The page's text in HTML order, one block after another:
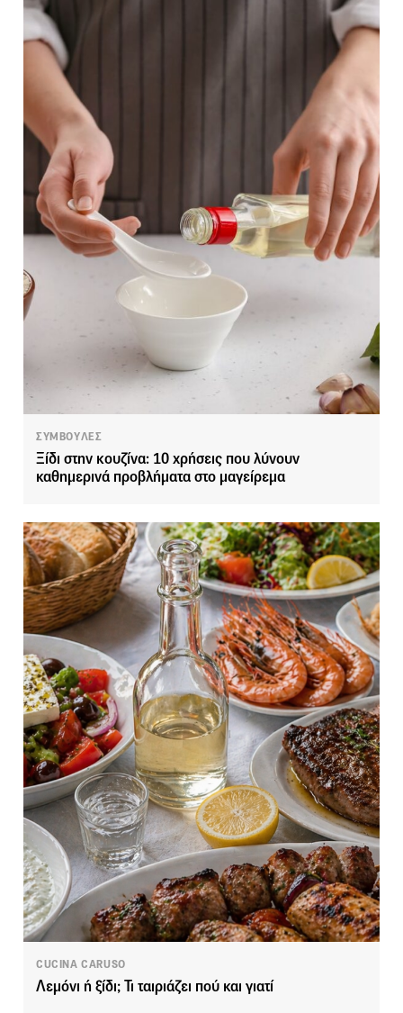
ΣΥΜΒΟΥΛΕΣ
Ξίδι στην κουζίνα: 10 χρήσεις που λύνουν
καθημερινά προβλήματα στο μαγείρεμα
CUCINA CARUSO
Λεμόνι ή ξίδι; Τι ταιριάζει πού και γιατί